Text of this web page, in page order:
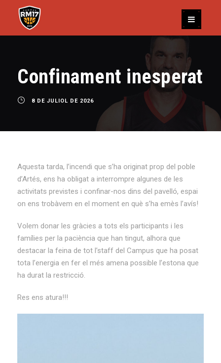
Confinament inesperat
8 DE JULIOL DE 2026
Aquesta tarda, l’incendi que s’ha originat prop del poble
d’Artés, ens ha obligat a interrompre algunes de les
activitats previstes i confinar-nos dins del pavelló, espai
on ens trobàvem en el moment en què s’ha emès l’avís!
Volem donar les gràcies a tots els participants i les
famílies per la paciència que han tingut, alhora que
destacar la feina de tot l’staff del Campus que ha posat
tota l’energia en fer el més amena possible l’estona que
ha durat la restricció.
Res ens atura!!!